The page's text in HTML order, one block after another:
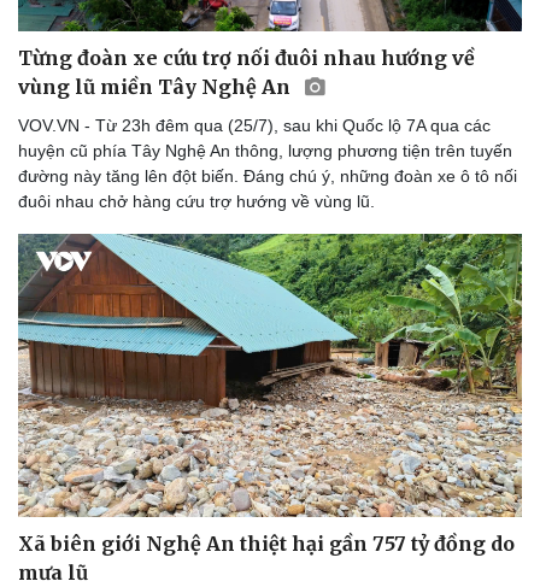
Từng đoàn xe cứu trợ nối đuôi nhau hướng về
vùng lũ miền Tây Nghệ An
VOV.VN - Từ 23h đêm qua (25/7), sau khi Quốc lộ 7A qua các
huyện cũ phía Tây Nghệ An thông, lượng phương tiện trên tuyến
đường này tăng lên đột biến. Đáng chú ý, những đoàn xe ô tô nối
đuôi nhau chở hàng cứu trợ hướng về vùng lũ.
Xã biên giới Nghệ An thiệt hại gần 757 tỷ đồng do
mưa lũ